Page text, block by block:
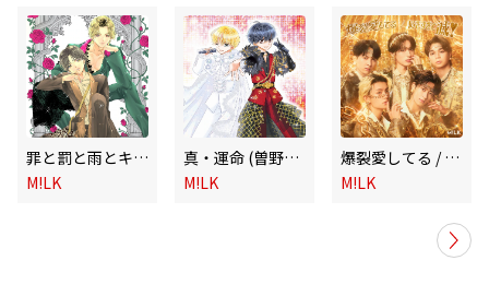
罪と罰と雨とキス (佐野勇斗&吉田仁人)
M!LK
真・運命 (曽野舜太&山中柔太朗)
M!LK
爆裂愛してる / 好きすぎて滅!
M!LK